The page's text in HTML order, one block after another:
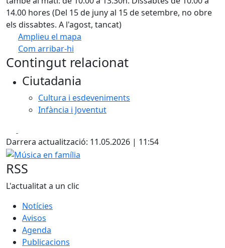
14.00 hores (Del 15 de juny al 15 de setembre, no obre
els dissabtes. A l'agost, tancat)
Amplieu el mapa
Com arribar-hi
+
−
Contingut relacionat
Ciutadania
Cultura i esdeveniments
Infància i Joventut
Darrera actualització: 11.05.2026 | 11:54
Música en família
RSS
L'actualitat a un clic
Notícies
Avisos
Agenda
Publicacions